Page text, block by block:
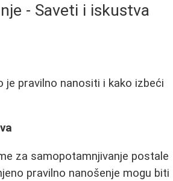
- Saveti i iskustva
je pravilno nanositi i kako izbeći
za samopotamnjivanje postale
pravilno nanošenje mogu biti